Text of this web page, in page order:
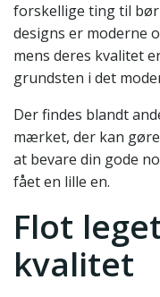
forskellige ting til
designs er moderne
mens deres kvalitet
grundsten i det
Der findes blandt
mærket, der kan
at bevare din gode
fået en lille en.
Flot
kvalitet